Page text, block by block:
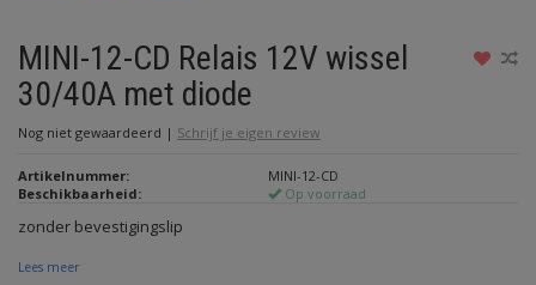
MINI-12-CD Relais 12V wissel
30/40A met diode
Nog niet gewaardeerd | Schrijf je eigen review
Artikelnummer:
MINI-12-CD
Beschikbaarheid:
Op voorraad
zonder bevestigingslip
Lees meer